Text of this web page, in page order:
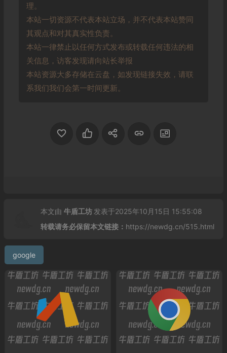
理。
本站一切资源不代表本站立场，并不代表本站赞同
其观点和对其真实性负责。
本站一律禁止以任何方式发布或转载任何违法的相
关信息，访客发现请向站长举报
本站资源大多存储在云盘，如发现链接失效，请联
系我们我们会第一时间更新。
本文由 牛盾工坊 发表于2025年10月15日 15:55:08
转载请务必保留本文链接： https://newdg.cn/515.html
google